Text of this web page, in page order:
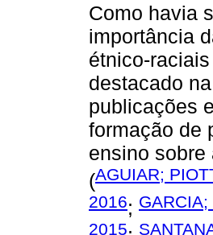
Como havia
importância
étnico-
destacado
publicações
formação de
ensino
(AGUIAR;
2016;
2015